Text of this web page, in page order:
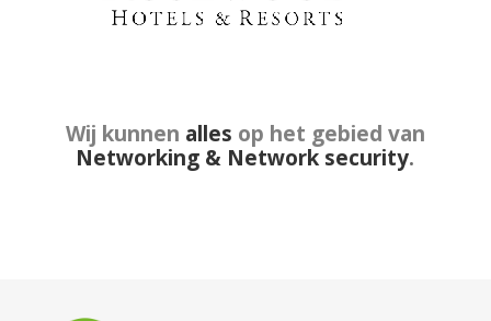
Wij kunnen alles op het gebied van
Networking & Network security.